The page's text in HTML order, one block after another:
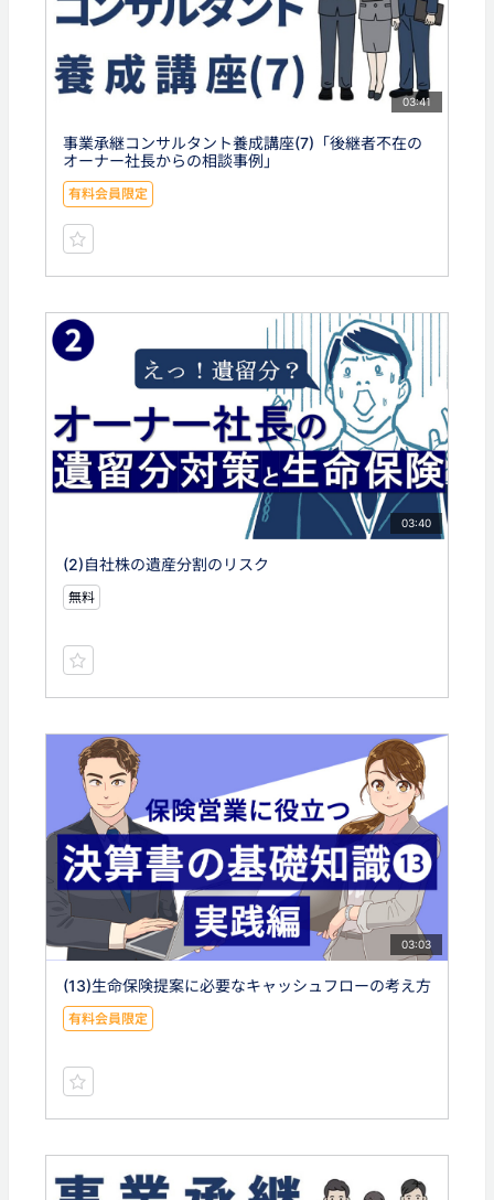
03:41
事業承継コンサルタント養成講座(7)「後継者不在の
オーナー社長からの相談事例」
有料会員限定
03:40
(2)自社株の遺産分割のリスク
無料
03:03
(13)生命保険提案に必要なキャッシュフローの考え方
有料会員限定